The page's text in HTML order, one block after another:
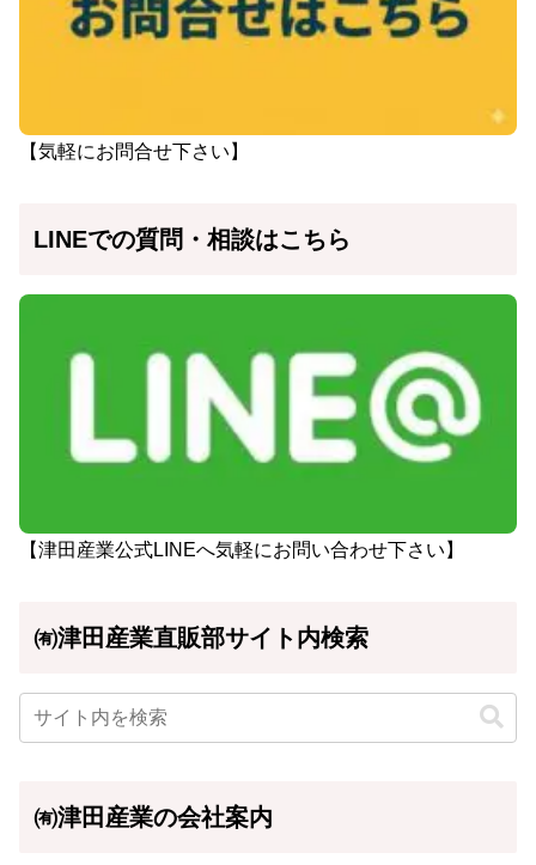
【気軽にお問合せ下さい】
LINEでの質問・相談はこちら
【津田産業公式LINEへ気軽にお問い合わせ下さい】
㈲津田産業直販部サイト内検索
㈲津田産業の会社案内